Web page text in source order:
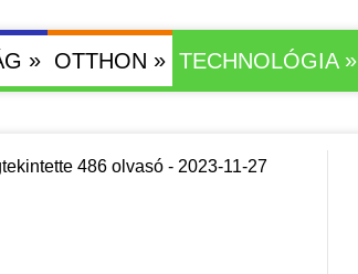
» OTTHON » TECHNOLÓGIA»
486 olvasó - 2023-11-27